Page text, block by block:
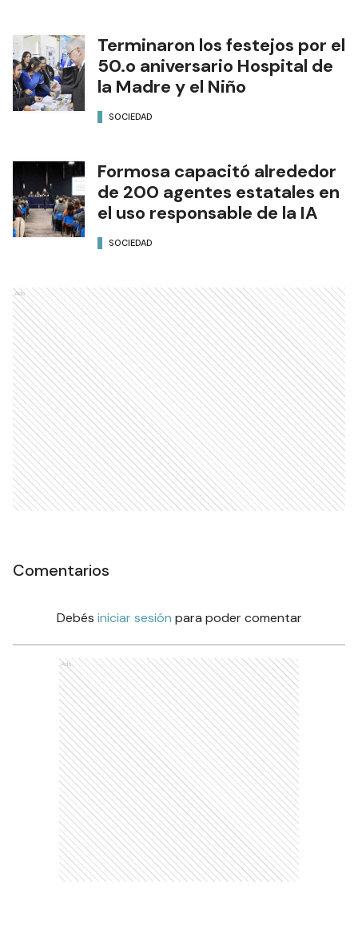
Terminaron los festejos por el
50.o aniversario Hospital de
la Madre y el Niño
SOCIEDAD
Formosa capacitó alrededor
de 200 agentes estatales en
el uso responsable de la IA
SOCIEDAD
Ads
Comentarios
Debés iniciar sesión para poder comentar
Ads